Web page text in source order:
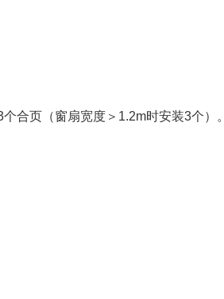
页（窗扇宽度＞1.2m时安装3个）。